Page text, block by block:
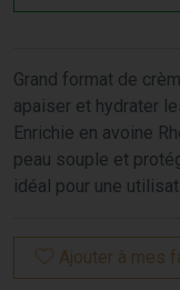
Grand format de
apaiser et hydrater
Enrichie en avoine
peau souple et
idéal pour une
Ajouter à mes